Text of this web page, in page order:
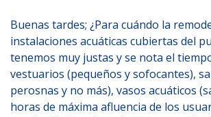
Buenas tardes; ¿Para cuándo la
instalaciones acuáticas cubiertas del
tenemos muy justas y se nota el
vestuarios (pequeños y sofocantes),
perosnas y no más), vasos acuáticos
horas de máxima afluencia de los